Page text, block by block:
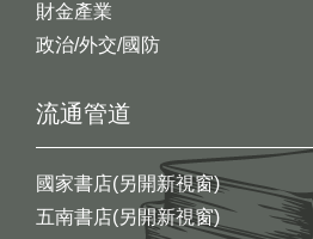
財金產業
政治/外交/國防
流通管道
國家書店(另開新視窗)
五南書店(另開新視窗)